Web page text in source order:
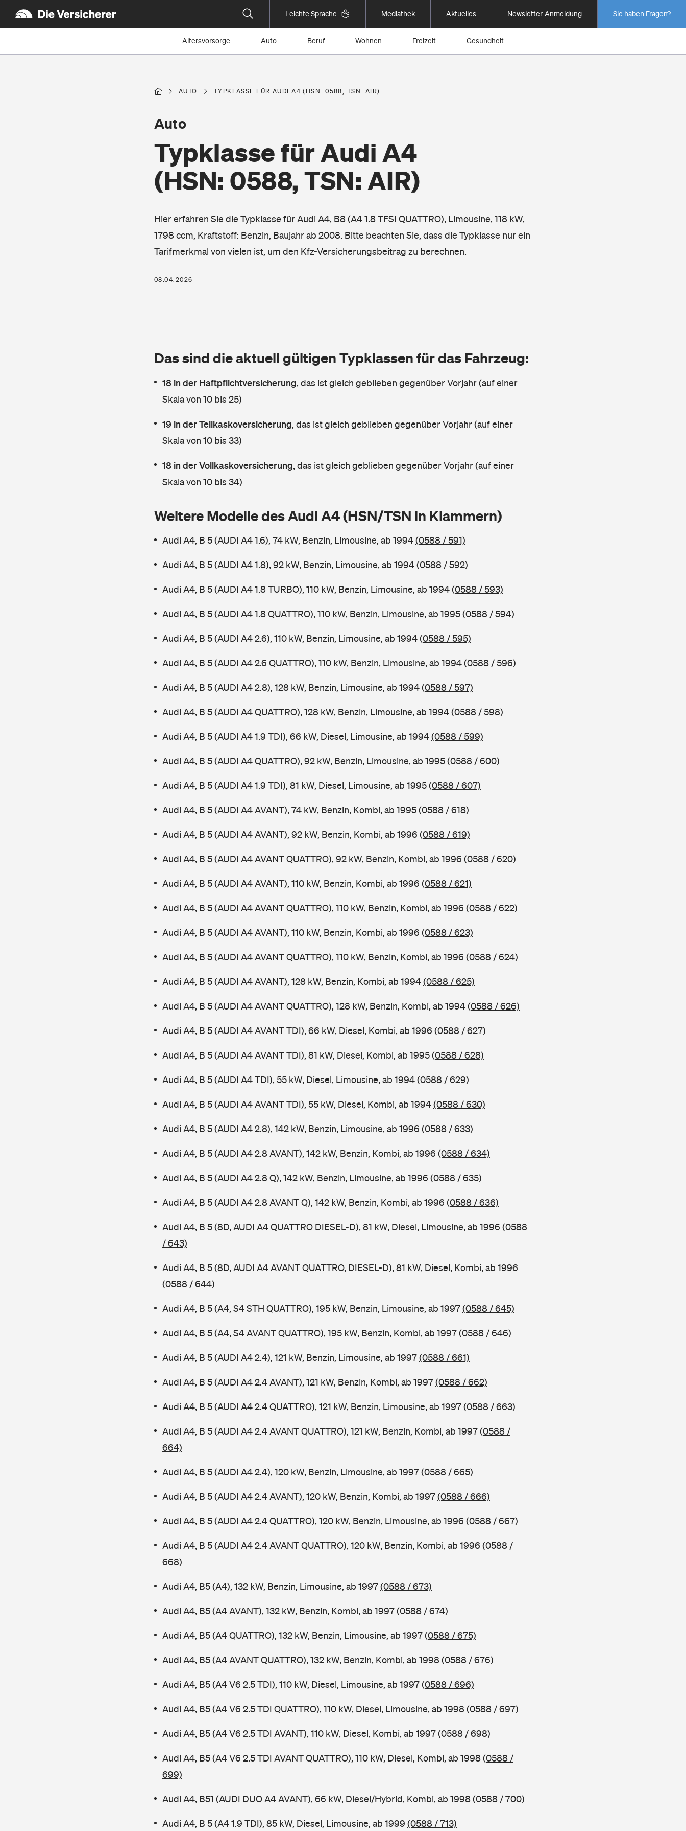
Leichte Sprache Mediathek Aktuelles Newsletter-Anmeldung Sie haben Fragen?
Altersvorsorge Auto Beruf Wohnen Freizeit Gesundheit
AUTO TYPKLASSE FÜR AUDI A4 (HSN: 0588, TSN: AIR)
Typklasse für Audi A4
(HSN: 0588, TSN: AIR)
Auto
Hier erfahren Sie die Typklasse für Audi A4, B8 (A4 1.8 TFSI QUATTRO), Limousine, 118 kW,
1798 ccm, Kraftstoff: Benzin, Baujahr ab 2008. Bitte beachten Sie, dass die Typklasse nur ein
Tarifmerkmal von vielen ist, um den Kfz-Versicherungsbeitrag zu berechnen.
08.04.2026
Das sind die aktuell gültigen Typklassen für das Fahrzeug:
18 in der Haftpflichtversicherung, das ist gleich geblieben gegenüber Vorjahr (auf einer
Skala von 10 bis 25)
19 in der Teilkaskoversicherung, das ist gleich geblieben gegenüber Vorjahr (auf einer
Skala von 10 bis 33)
18 in der Vollkaskoversicherung, das ist gleich geblieben gegenüber Vorjahr (auf einer
Skala von 10 bis 34)
Weitere Modelle des Audi A4 (HSN/TSN in Klammern)
Audi A4, B 5 (AUDI A4 1.6), 74 kW, Benzin, Limousine, ab 1994(0588 / 591)
Audi A4, B 5 (AUDI A4 1.8), 92 kW, Benzin, Limousine, ab 1994(0588 / 592)
Audi A4, B 5 (AUDI A4 1.8 TURBO), 110 kW, Benzin, Limousine, ab 1994(0588 / 593)
Audi A4, B 5 (AUDI A4 1.8 QUATTRO), 110 kW, Benzin, Limousine, ab 1995(0588 / 594)
Audi A4, B 5 (AUDI A4 2.6), 110 kW, Benzin, Limousine, ab 1994(0588 / 595)
Audi A4, B 5 (AUDI A4 2.6 QUATTRO), 110 kW, Benzin, Limousine, ab 1994(0588 / 596)
Audi A4, B 5 (AUDI A4 2.8), 128 kW, Benzin, Limousine, ab 1994(0588 / 597)
Audi A4, B 5 (AUDI A4 QUATTRO), 128 kW, Benzin, Limousine, ab 1994(0588 / 598)
Audi A4, B 5 (AUDI A4 1.9 TDI), 66 kW, Diesel, Limousine, ab 1994(0588 / 599)
Audi A4, B 5 (AUDI A4 QUATTRO), 92 kW, Benzin, Limousine, ab 1995(0588 / 600)
Audi A4, B 5 (AUDI A4 1.9 TDI), 81 kW, Diesel, Limousine, ab 1995(0588 / 607)
Audi A4, B 5 (AUDI A4 AVANT), 74 kW, Benzin, Kombi, ab 1995(0588 / 618)
Audi A4, B 5 (AUDI A4 AVANT), 92 kW, Benzin, Kombi, ab 1996 (0588 / 619)
Audi A4, B 5 (AUDI A4 AVANT QUATTRO), 92 kW, Benzin, Kombi, ab 1996 (0588 / 620)
Audi A4, B 5 (AUDI A4 AVANT), 110 kW, Benzin, Kombi, ab 1996 (0588 / 621)
Audi A4, B 5 (AUDI A4 AVANT QUATTRO), 110 kW, Benzin, Kombi, ab 1996 (0588 / 622)
Audi A4, B 5 (AUDI A4 AVANT), 110 kW, Benzin, Kombi, ab 1996 (0588 / 623)
Audi A4, B 5 (AUDI A4 AVANT QUATTRO), 110 kW, Benzin, Kombi, ab 1996 (0588 / 624)
Audi A4, B 5 (AUDI A4 AVANT), 128 kW, Benzin, Kombi, ab 1994(0588 / 625)
Audi A4, B 5 (AUDI A4 AVANT QUATTRO), 128 kW, Benzin, Kombi, ab 1994(0588 / 626)
Audi A4, B 5 (AUDI A4 AVANT TDI), 66 kW, Diesel, Kombi, ab 1996 (0588 / 627)
Audi A4, B 5 (AUDI A4 AVANT TDI), 81 kW, Diesel, Kombi, ab 1995(0588 / 628)
Audi A4, B 5 (AUDI A4 TDI), 55 kW, Diesel, Limousine, ab 1994(0588 / 629)
Audi A4, B 5 (AUDI A4 AVANT TDI), 55 kW, Diesel, Kombi, ab 1994(0588 / 630)
Audi A4, B 5 (AUDI A4 2.8), 142 kW, Benzin, Limousine, ab 1996 (0588 / 633)
Audi A4, B 5 (AUDI A4 2.8 AVANT), 142 kW, Benzin, Kombi, ab 1996 (0588 / 634)
Audi A4, B 5 (AUDI A4 2.8 Q), 142 kW, Benzin, Limousine, ab 1996 (0588 / 635)
Audi A4, B 5 (AUDI A4 2.8 AVANT Q), 142 kW, Benzin, Kombi, ab 1996 (0588 / 636)
Audi A4, B 5 (8D, AUDI A4 QUATTRO DIESEL-D), 81 kW, Diesel, Limousine, ab 1996 (0588
/ 643)
Audi A4, B 5 (8D, AUDI A4 AVANT QUATTRO, DIESEL-D), 81 kW, Diesel, Kombi, ab 1996
(0588 / 644)
Audi A4, B 5 (A4, S4 STH QUATTRO), 195 kW, Benzin, Limousine, ab 1997(0588 / 645)
Audi A4, B 5 (A4, S4 AVANT QUATTRO), 195 kW, Benzin, Kombi, ab 1997(0588 / 646)
Audi A4, B 5 (AUDI A4 2.4), 121 kW, Benzin, Limousine, ab 1997(0588 / 661)
Audi A4, B 5 (AUDI A4 2.4 AVANT), 121 kW, Benzin, Kombi, ab 1997(0588 / 662)
Audi A4, B 5 (AUDI A4 2.4 QUATTRO), 121 kW, Benzin, Limousine, ab 1997(0588 / 663)
Audi A4, B 5 (AUDI A4 2.4 AVANT QUATTRO), 121 kW, Benzin, Kombi, ab 1997(0588 /
664)
Audi A4, B 5 (AUDI A4 2.4), 120 kW, Benzin, Limousine, ab 1997(0588 / 665)
Audi A4, B 5 (AUDI A4 2.4 AVANT), 120 kW, Benzin, Kombi, ab 1997(0588 / 666)
Audi A4, B 5 (AUDI A4 2.4 QUATTRO), 120 kW, Benzin, Limousine, ab 1996 (0588 / 667)
Audi A4, B 5 (AUDI A4 2.4 AVANT QUATTRO), 120 kW, Benzin, Kombi, ab 1996 (0588 /
668)
Audi A4, B5 (A4), 132 kW, Benzin, Limousine, ab 1997(0588 / 673)
Audi A4, B5 (A4 AVANT), 132 kW, Benzin, Kombi, ab 1997(0588 / 674)
Audi A4, B5 (A4 QUATTRO), 132 kW, Benzin, Limousine, ab 1997(0588 / 675)
Audi A4, B5 (A4 AVANT QUATTRO), 132 kW, Benzin, Kombi, ab 1998(0588 / 676)
Audi A4, B5 (A4 V6 2.5 TDI), 110 kW, Diesel, Limousine, ab 1997(0588 / 696)
Audi A4, B5 (A4 V6 2.5 TDI QUATTRO), 110 kW, Diesel, Limousine, ab 1998(0588 / 697)
Audi A4, B5 (A4 V6 2.5 TDI AVANT), 110 kW, Diesel, Kombi, ab 1997(0588 / 698)
Audi A4, B5 (A4 V6 2.5 TDI AVANT QUATTRO), 110 kW, Diesel, Kombi, ab 1998(0588 /
699)
Audi A4, B51 (AUDI DUO A4 AVANT), 66 kW, Diesel/Hybrid, Kombi, ab 1998(0588 / 700)
Audi A4, B 5 (A4 1.9 TDI), 85 kW, Diesel, Limousine, ab 1999 (0588 / 713)